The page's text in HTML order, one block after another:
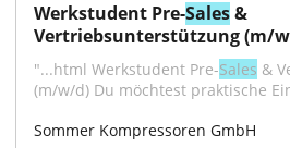
Werkstudent Pre-Sales &
Vertriebsunterstützung (m/
"...html Werkstudent Pre-Sales &
(m/w/d) Du möchtest praktische
Sommer Kompressoren GmbH